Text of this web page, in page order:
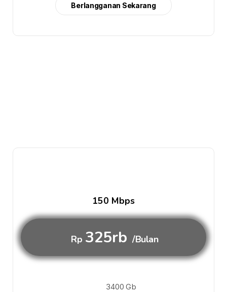
Berlangganan Sekarang
150 Mbps
Rp 325rb /Bulan
3400 Gb